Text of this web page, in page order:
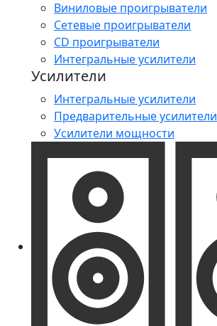
Виниловые проигрыватели
Сетевые проигрыватели
CD проигрыватели
Интегральные усилители
Усилители
Интегральные усилители
Предварительные усилители
Усилители мощности